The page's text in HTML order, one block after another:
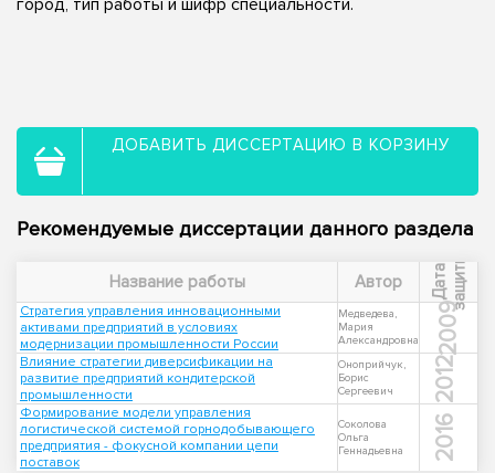
ДОБАВИТЬ ДИССЕРТАЦИЮ В КОРЗИНУ
Рекомендуемые диссертации данного раздела
Название работы Автор Д
а
т
а
з
а
щ
и
т ы
Стратегия управления инновационными
активами предприятий в условиях
модернизации промышленности России
Медведева,
Мария
Александровна
2009
Влияние стратегии диверсификации на
развитие предприятий кондитерской
промышленности
Оноприйчук,
Борис
Сергеевич
2012
Формирование модели управления
логистической системой горнодобывающего
предприятия - фокусной компании цепи
поставок
Соколова
Ольга
Геннадьевна
2016